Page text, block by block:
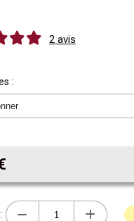
2 avis
: